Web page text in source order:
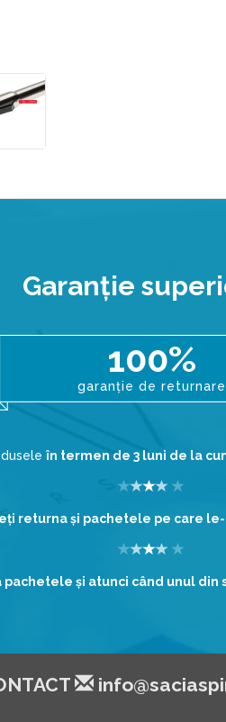
Garanţie
100%
garanție de returnare
în termen de 3 luni de la
returna şi pachetele pe care
şi atunci când unul din